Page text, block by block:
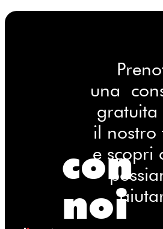
con
noi
una
il nostro
e scopri